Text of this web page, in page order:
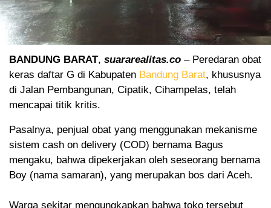
BANDUNG BARAT, suararealitas.co – Peredaran obat
keras daftar G di Kabupaten Bandung Barat, khususnya
di Jalan Pembangunan, Cipatik, Cihampelas, telah
mencapai titik kritis.
Pasalnya, penjual obat yang menggunakan mekanisme
sistem cash on delivery (COD) bernama Bagus
mengaku, bahwa dipekerjakan oleh seseorang bernama
Boy (nama samaran), yang merupakan bos dari Aceh.
‎Warga sekitar mengungkapkan bahwa toko tersebut